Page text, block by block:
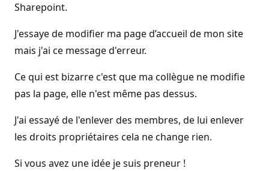
Sharepoint.
J'essaye de modifier ma page d’accueil de mon site
mais j'ai ce message d'erreur.
Ce qui est bizarre c'est que ma collègue ne modifie
pas la page, elle n'est même pas dessus.
J'ai essayé de l'enlever des membres, de lui enlever
les droits propriétaires cela ne change rien.
Si vous avez une idée je suis preneur !